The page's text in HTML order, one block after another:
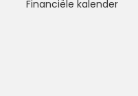
Financiële kalender